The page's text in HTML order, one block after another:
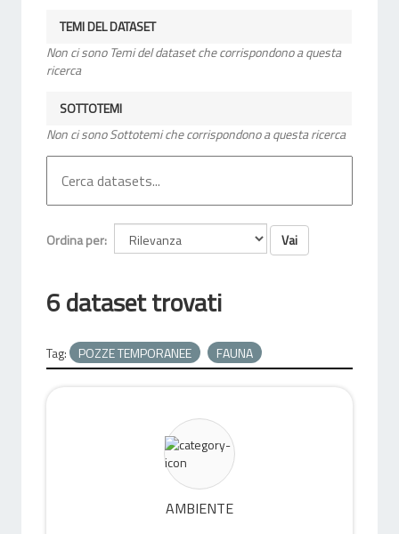
TEMI DEL DATASET
Non ci sono Temi del dataset che corrispondono a questa
ricerca
SOTTOTEMI
Non ci sono Sottotemi che corrispondono a questa ricerca
Ordina per Vai
6 dataset trovati
Tag: POZZE TEMPORANEE FAUNA
AMBIENTE